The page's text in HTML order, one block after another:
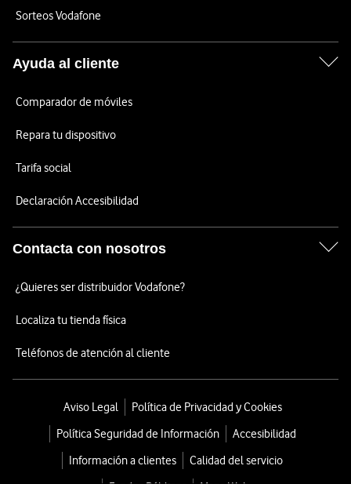
Sorteos Vodafone
Ayuda al cliente
Comparador de móviles
Repara tu dispositivo
Tarifa social
Declaración Accesibilidad
Contacta con nosotros
¿Quieres ser distribuidor Vodafone?
Localiza tu tienda física
Teléfonos de atención al cliente
Aviso Legal
Política de Privacidad y Cookies
Política Seguridad de Información
Accesibilidad
Información a clientes
Calidad del servicio